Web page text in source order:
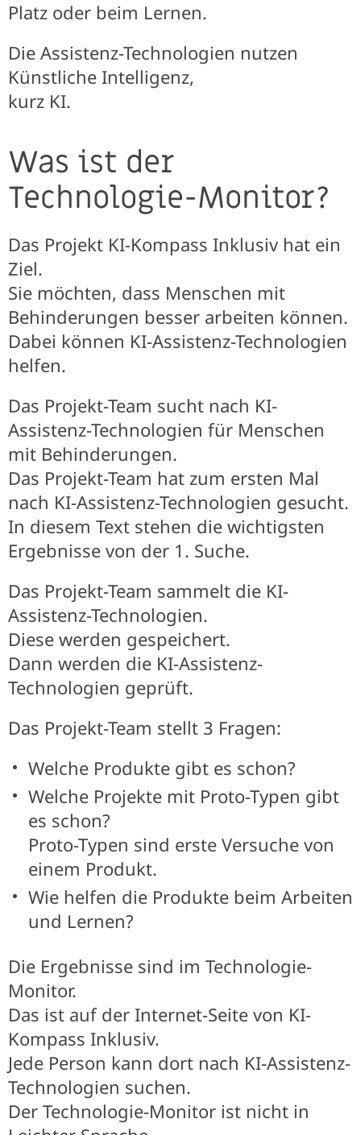
Platz oder beim Lernen.
Die Assistenz-Technologien nutzen
Künstliche Intelligenz,
kurz KI.
Was ist der
Technologie-Monitor?
Das Projekt KI-Kompass Inklusiv hat ein
Ziel.
Sie möchten, dass Menschen mit
Behinderungen besser arbeiten können.
Dabei können KI-Assistenz-Technologien
helfen.
Das Projekt-Team sucht nach KI-
Assistenz-Technologien für Menschen
mit Behinderungen.
Das Projekt-Team hat zum ersten Mal
nach KI-Assistenz-Technologien gesucht.
In diesem Text stehen die wichtigsten
Ergebnisse von der 1. Suche.
Das Projekt-Team sammelt die KI-
Assistenz-Technologien.
Diese werden gespeichert.
Dann werden die KI-Assistenz-
Technologien geprüft.
Das Projekt-Team stellt 3 Fragen:
Welche Produkte gibt es schon?
Welche Projekte mit Proto-Typen gibt
es schon?
Proto-Typen sind erste Versuche von
einem Produkt.
Wie helfen die Produkte beim Arbeiten
und Lernen?
Die Ergebnisse sind im Technologie-
Monitor.
Das ist auf der Internet-Seite von KI-
Kompass Inklusiv.
Jede Person kann dort nach KI-Assistenz-
Technologien suchen.
Der Technologie-Monitor ist nicht in